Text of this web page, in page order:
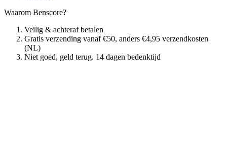
Waarom Benscore?
Veilig & achteraf betalen
Gratis verzending vanaf €50, anders €4,95 verzendkosten
(NL)
Niet goed, geld terug. 14 dagen bedenktijd